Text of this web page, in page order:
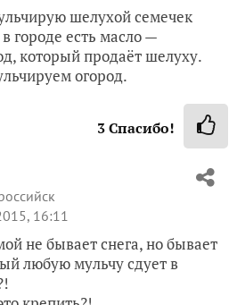
шелухой семечек
городе есть масло —
который продаёт шелуху.
огород.
3Спасибо!
16:11
не бывает снега, но бывает
любую мульчу сдует в